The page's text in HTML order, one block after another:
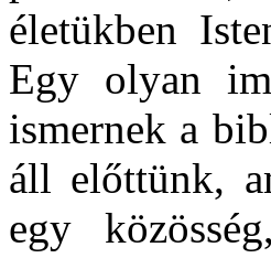
életükben
Egy olyan
ismernek a
áll előttünk,
egy